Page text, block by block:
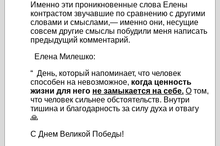
Именно эти проникновенные слова Елены
контрастом звучавшие по сравнению с другими
словами и смыслами,— именно они, несущие
совсем другие смыслы побудили меня написать
предыдущий комментарий.
Елена Милешко:
“ День, который напоминает, что человек
способен на невозможное, когда ценность
жизни для него не замыкается на себе. О том,
что человек сильнее обстоятельств. Внутри
тишина и благодарность за силу духа и отвагу
🙏
С Днем Великой Победы!